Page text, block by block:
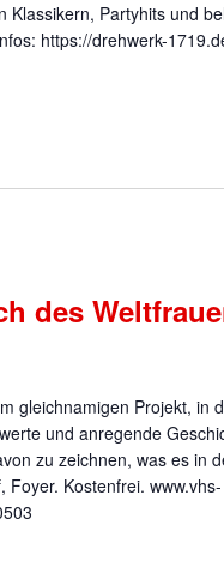
Partyhits und
https://drehwerk-
des
gleichnamigen Projekt, in
und anregende
zu zeichnen, was es in
Kostenfrei. www.vhs-